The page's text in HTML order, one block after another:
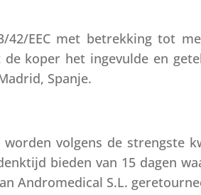
42/EEC met betrekking tot
de koper het ingevulde en
Spanje.
volgens de strengste
bieden van 15 dagen
Andromedical S.L.